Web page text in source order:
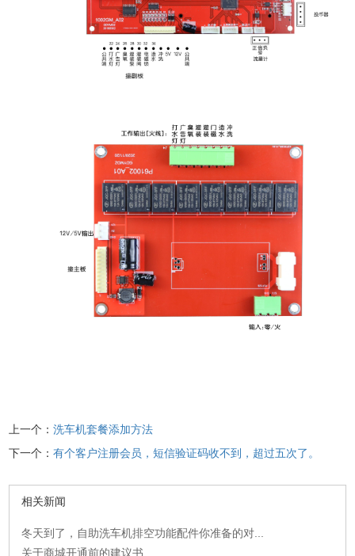
上一个：洗车机套餐添加方法
下一个：有个客户注册会员，短信验证码收不到，超过五次了。
相关新闻
冬天到了，自助洗车机排空功能配件你准备的对...
关于商城开通前的建议书